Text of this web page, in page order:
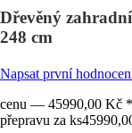
Dřevěný
248 cm
Napsat první
cenu — 45990,00 Kč *
přepravu za ks